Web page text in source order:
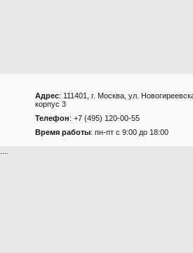
Адрес: 111401, г. Москва, ул.
корпус 3
Телефон: +7 (495) 120-00-55
Время работы: пн-пт с 9:00 до 18:00
....